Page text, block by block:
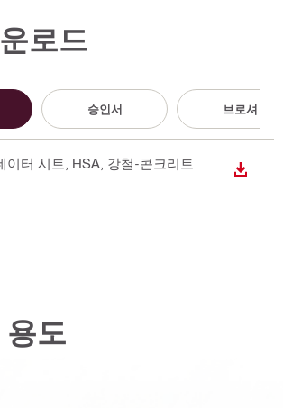
로드
승인서 브로셔
이터 시트, HSA, 강철-콘크리트
다운로
용도